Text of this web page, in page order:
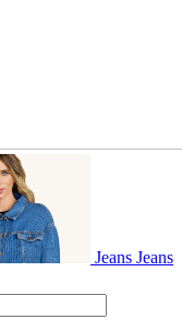
Jeans Jeans